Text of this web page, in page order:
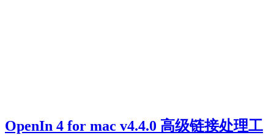
OpenIn 4 for mac v4.4.0 高级链接处理工